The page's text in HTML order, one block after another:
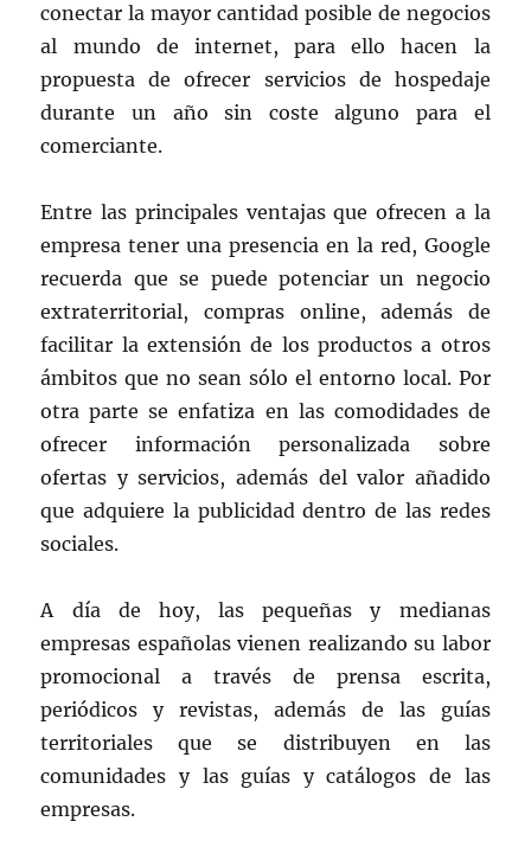
conectar la mayor cantidad posible de negocios
al mundo de internet, para ello hacen la
propuesta de ofrecer servicios de hospedaje
durante un año sin coste alguno para el
comerciante.
Entre las principales ventajas que ofrecen a la
empresa tener una presencia en la red, Google
recuerda que se puede potenciar un negocio
extraterritorial, compras online, además de
facilitar la extensión de los productos a otros
ámbitos que no sean sólo el entorno local. Por
otra parte se enfatiza en las comodidades de
ofrecer información personalizada sobre
ofertas y servicios, además del valor añadido
que adquiere la publicidad dentro de las redes
sociales.
A día de hoy, las pequeñas y medianas
empresas españolas vienen realizando su labor
promocional a través de prensa escrita,
periódicos y revistas, además de las guías
territoriales que se distribuyen en las
comunidades y las guías y catálogos de las
empresas.